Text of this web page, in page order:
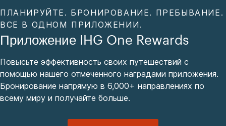
ПЛАНИРУЙТЕ. БРОНИРОВАНИЕ. ПРЕБЫВАНИЕ.
ВСЕ В ОДНОМ ПРИЛОЖЕНИИ.
Приложение IHG One Rewards
Повысьте эффективность своих путешествий с
помощью нашего отмеченного наградами приложения.
Бронирование напрямую в 6,000+ направлениях по
всему миру и получайте больше.